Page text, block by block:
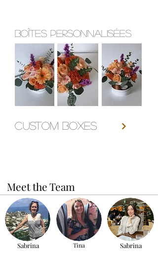
Boîtes personnalisées
Custom Boxes
Meet the Team
Sabrina Tina Sabrina